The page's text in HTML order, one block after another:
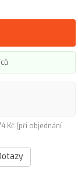
Kč (při objednání